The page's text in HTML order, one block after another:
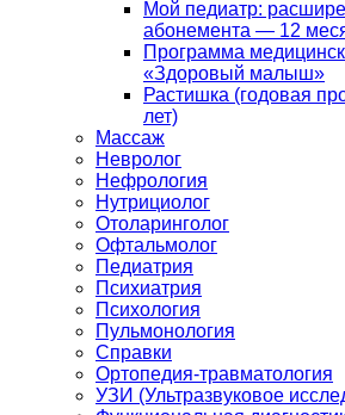
Мой педиатр:
абонемента — 12
Программа
«Здоровый малыш»
Растишка (годовая
лет)
Массаж
Невролог
Нефрология
Нутрициолог
Отоларинголог
Офтальмолог
Педиатрия
Психиатрия
Психология
Пульмонология
Справки
Ортопедия-травматология
УЗИ (Ультразвуковое